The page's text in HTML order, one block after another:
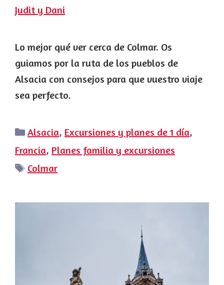
Judit y Dani
Lo mejor qué ver cerca de Colmar. Os
guiamos por la ruta de los pueblos de
Alsacia con consejos para que vuestro viaje
sea perfecto.
Categorías
Alsacia, Excursiones y planes de 1 día,
Francia, Planes familia y excursiones
Etiquetas
Colmar